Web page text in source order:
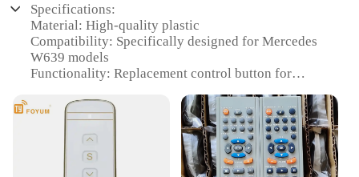
Specifications:
Material: High-quality plastic
Compatibility: Specifically designed for Mercedes
W639 models
Functionality: Replacement control button for
Design: Sleek and ergonomic to match OEM
standards
Installation: Easy-to-follow instructions for a
seamless setup
Performance: Durable and reliable for long-term use